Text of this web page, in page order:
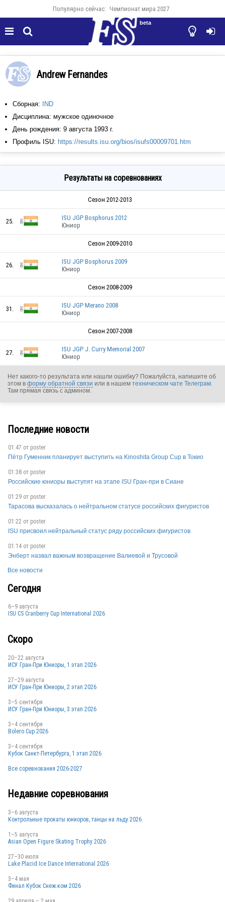
Популярно сейчас: Чемпионат мира 2027
  

beta
Andrew Fernandes
Сборная:
IND
Дисциплина: мужское одиночное
День рождения: 9 августа 1993 г.
Профиль ISU: https://results.isu.org/bios/isufs00009701.htm
Результаты на соревнованиях
Сезон 2012-2013
25.
ISU JGP Bosphorus 2012
Юниор
Сезон 2009-2010
26.
ISU JGP Bosphorus 2009
Юниор
Сезон 2008-2009
31.
ISU JGP Merano 2008
Юниор
Сезон 2007-2008
27.
IND
ISU JGP J. Curry Memorial 2007
Юниор
Нет какого-то результата или нашли ошибку? Пожалуйста, напишите об
этом в форму обратной связи или в нашем техническом чате Телеграм.
Там прямая связь с админом.
Последние новости
01:47 от poster
Пётр Гуменник планирует выступить на Kinoshita Group Cup в Токио
01:38 от poster
Российские юниоры выступят на этапе ISU Гран-при в Сиане
01:29 от poster
Тарасова высказалась о нейтральном статусе российских фигуристов
01:22 от poster
ISU присвоил нейтральный статус ряду российских фигуристов
01:14 от poster
Энберт назвал важным возвращение Валиевой и Трусовой
Все новости
Сегодня
6–9 августа
ISU CS Cranberry Cup International 2026
Скоро
20–22 августа
ИСУ Гран-При Юниоры, 1 этап 2026
27–29 августа
ИСУ Гран-При Юниоры, 2 этап 2026
3–5 сентября
ИСУ Гран-При Юниоры, 3 этап 2026
3–4 сентября
Bolero Cup 2026
3–4 сентября
Кубок Санкт-Петербурга, 1 этап 2026
Все соревнования 2026-2027
Недавние соревнования
3–6 августа
Контрольные прокаты юниоров, танцы на льду 2026
1–5 августа
Asian Open Figure Skating Trophy 2026
27–30 июля
Lake Placid Ice Dance International 2026
3–4 мая
Финал Кубок Снеж.ком 2026